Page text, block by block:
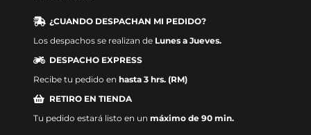
¿CUANDO DESPACHAN MI PEDIDO?
Los despachos se realizan de Lunes a Jueves.
DESPACHO EXPRESS
Recibe tu pedido en hasta 3 hrs. (RM)
RETIRO EN TIENDA
Tu pedido estará listo en un máximo de 90 min.